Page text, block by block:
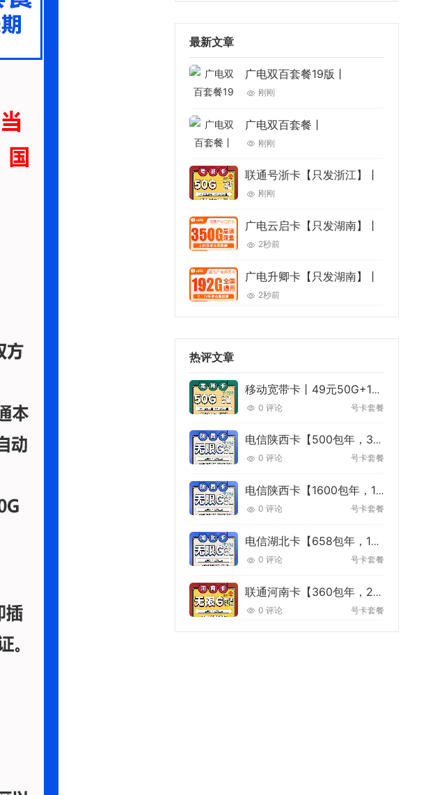
最新文章
广电双百套餐19版丨
刚刚
广电双百套餐丨
刚刚
联通号浙卡【只发浙江】丨
刚刚
广电云启卡【只发湖南】丨
2秒前
广电升卿卡【只发湖南】丨
2秒前
热评文章
移动宽带卡丨49元50G+100分钟+免费宽带
0 评论 号卡套餐
电信陕西卡【500包年，300M宽带】丨500/年单宽带300M
0 评论 号卡套餐
电信陕西卡【1600包年，1000M宽带】丨1600/年单宽带1000M
0 评论 号卡套餐
电信湖北卡【658包年，100M宽带】丨658/年单宽带100M
0 评论 号卡套餐
联通河南卡【360包年，200M宽带】丨360/年单宽带200M
0 评论 号卡套餐